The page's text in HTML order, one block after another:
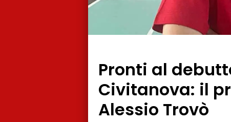
Pronti al
Civitanova: il
Alessio Trovò